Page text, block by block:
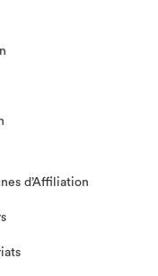
d’Affiliation​